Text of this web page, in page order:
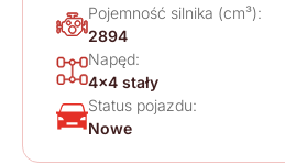
Pojemność silnika (cm³):
2894
Napęd:
4x4 stały
Status pojazdu:
Nowe